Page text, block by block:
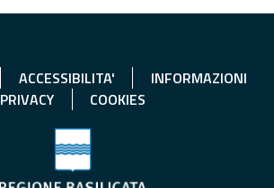
ACCESSIBILITA'
INFORMAZIONI
PRIVACY
COOKIES